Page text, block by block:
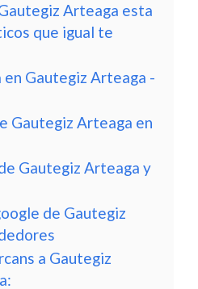
Arteaga esta
que igual te
en Gautegiz Arteaga -
Gautegiz Arteaga en
Gautegiz Arteaga y
de Gautegiz
a Gautegiz